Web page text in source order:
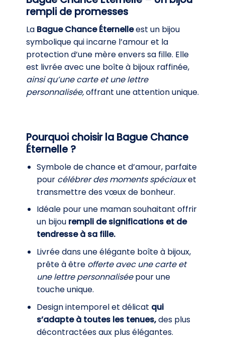
rempli de promesses
La Bague Chance Éternelleest un bijou
symbolique qui incarne l’amour et la
protection d’une mère envers sa fille. Elle
est livrée avec une boîte à bijoux raffinée,
ainsi qu’une carte et une lettre
personnalisée,offrant une attention unique.
Pourquoi choisir la Bague Chance
Éternelle ?
Symbole de chance et d’amour, parfaite
pour célébrer des moments spéciauxet
transmettre des vœux de bonheur.
Idéale pour une maman souhaitant offrir
un bijou rempli de significations et de
tendresse à sa fille.
Livrée dans une élégante boîte à bijoux,
prête à être offerte avec une carte et
une lettre personnaliséepour une
touche unique.
Design intemporel et délicat qui
s’adapte à toutes les tenues,des plus
décontractées aux plus élégantes.